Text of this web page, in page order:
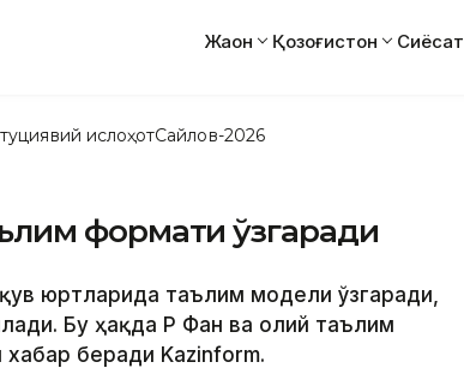
Жаҳон Қозоғистон Сиёсат
ислоҳотСайлов-2026
формати ўзгаради
юртларида таълим модели ўзгаради,
Бу ҳақда ҚР Фан ва олий таълим
беради Kazinform.